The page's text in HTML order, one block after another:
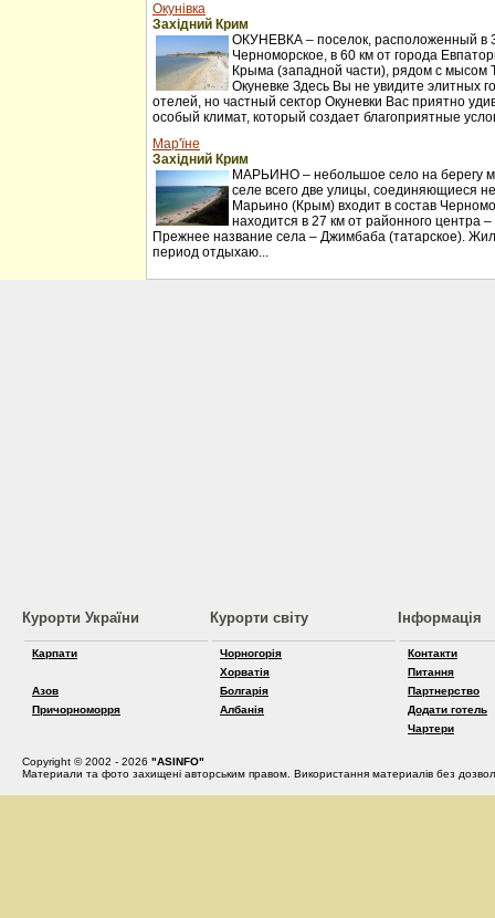
Окунівка
Західний Крим
ОКУНЕВКА – поселок, расположенный в
Черноморское, в 60 км от города
Крыма (западной части), рядом с мысом
Окуневке Здесь Вы не увидите элитных
отелей, но частный сектор Окуневки Вас приятно
особый климат, который создает благоприятные
Мар'їне
Західний Крим
МАРЬИНО – небольшое село на берегу
селе всего две улицы, соединяющиеся
Марьино (Крым) входит в состав
находится в 27 км от районного центра
Прежнее название села – Джимбаба (татарское).
период отдыхаю...
Курорти України
Карпати
Азов
Причорноморря
Курорти світу
Чорногорія
Хорватія
Болгарія
Албанія
Інформація
Контакти
Питання
Партнерство
Додати готель
Чартери
Copyright © 2002 - 2026 "ASINFO"
Материали та фото захищені авторським правом. Використання материалів без